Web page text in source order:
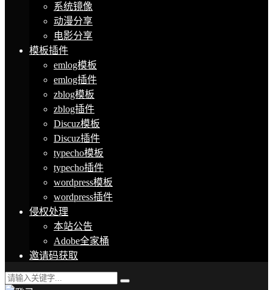
系统镜像
动漫分享
电影分享
模板插件
emlog模板
emlog插件
zblog模板
zblog插件
Discuz模板
Discuz插件
typecho模板
typecho插件
wordpress模板
wordpress插件
侵权处理
本站公告
Adobe全家桶
邀请码获取